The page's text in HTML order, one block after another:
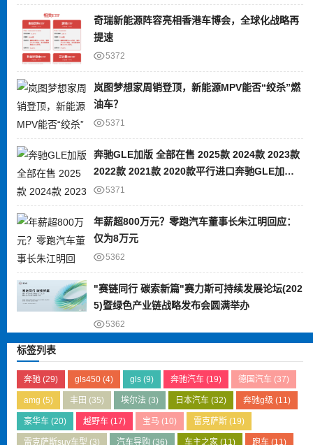
奇瑞新能源阵容亮相香港车博会，全球化战略再
提速
5372
岚图梦想家周销登顶，新能源MPV能否“绞杀”燃
油车？
5371
奔驰GLE加版 全部在售 2025款 2024款 2023款
2022款 2021款 2020款平行进口奔驰GLE加版
限时优惠 目前80万元起售
5371
年薪超800万元？零跑汽车董事长朱江明回应：
仅为8万元
5362
"赛链同行 碳索新篇"赛力斯可持续发展论坛(202
5)暨绿色产业链战略发布会圆满举办
5362
标签列表
奔驰(29) gls450(4) gls (9) 奔驰汽车 (19) 德国汽车 (37)
amg (5) 丰田 (35) 埃尔法 (3) 日本汽车 (32) 奔驰g级 (11)
豪华车(20) 越野车(17) 宝马 (10) 雷克萨斯 (19)
雷克萨斯suv车型 (3) 汽车导购 (36) 车主之家 (11) 跑车 (11)